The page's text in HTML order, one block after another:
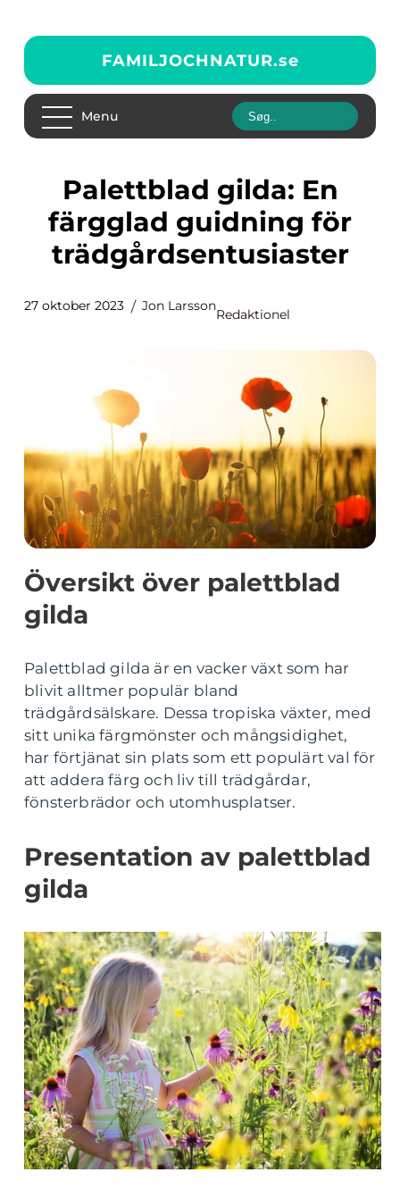
FAMILJOCHNATUR.se
Menu
Palettblad gilda: En
färgglad guidning för
trädgårdsentusiaster
27 oktober 2023 Jon Larsson
Redaktionel
Översikt över palettblad
gilda
Palettblad gilda är en vacker växt som har
blivit alltmer populär bland
trädgårdsälskare. Dessa tropiska växter, med
sitt unika färgmönster och mångsidighet,
har förtjänat sin plats som ett populärt val för
att addera färg och liv till trädgårdar,
fönsterbrädor och utomhusplatser.
Presentation av palettblad
gilda